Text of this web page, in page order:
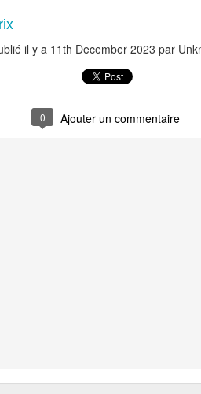
il y a 11th December 2023 par
0 Ajouter un commentaire